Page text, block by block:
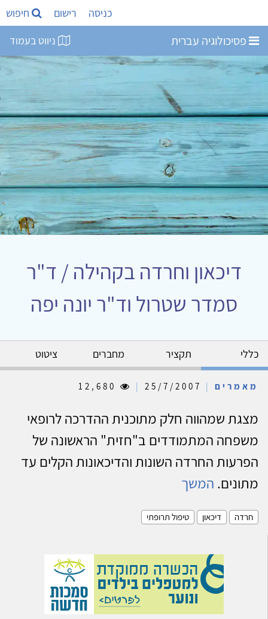
כניסה רישום חיפוש
פסיכולוגיה עברית ניווט בעמוד
דיכאון וחרדה בקהילה / ד"ר
סמדר שטרול וד"ר יונה יפה
כללי תקציר מחברים ציטוט
מאמרים |
|
מצגת שמהווה חלק מתוכנית ההדרכה לרופאי
משפחה המתמודדים ב"חזית" הראשונה של
הפרעות החרדה השונות והדיכאונות הקלים עד
מתונים. המשך
חרדה דיכאון טיפול תרופתי